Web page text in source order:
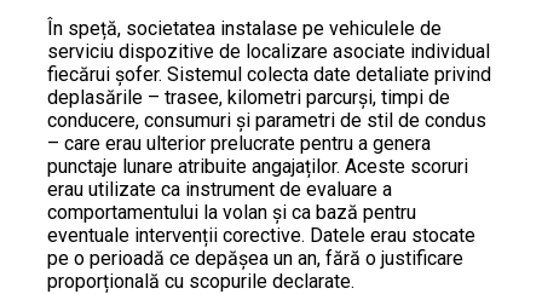
În speță, societatea instalase pe vehiculele de
serviciu dispozitive de localizare asociate individual
fiecărui șofer. Sistemul colecta date detaliate privind
deplasările – trasee, kilometri parcurși, timpi de
conducere, consumuri și parametri de stil de condus
– care erau ulterior prelucrate pentru a genera
punctaje lunare atribuite angajaților. Aceste scoruri
erau utilizate ca instrument de evaluare a
comportamentului la volan și ca bază pentru
eventuale intervenții corective. Datele erau stocate
pe o perioadă ce depășea un an, fără o justificare
proporțională cu scopurile declarate.